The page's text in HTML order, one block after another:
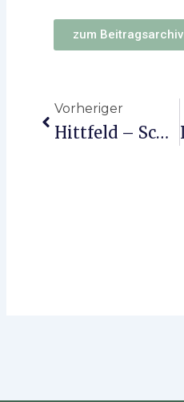
zum Beitragsarchiv
Vorheriger
Hittfeld – Schleichende Verstädterung?